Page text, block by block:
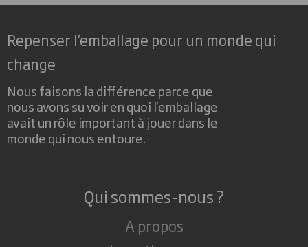
Repenser l’emballage pour un monde qui
change
Nous faisons la différence parce que
nous avons su voir en quoi l'emballage
avait un rôle important à jouer dans le
monde qui nous entoure.
Qui sommes-nous ?
A propos